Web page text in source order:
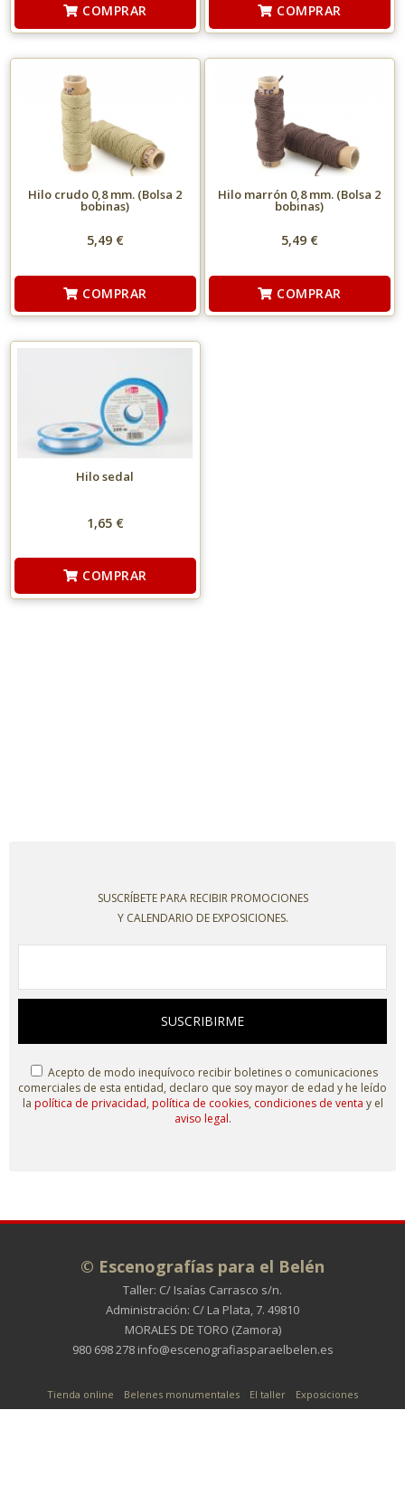
COMPRAR COMPRAR
Hilo crudo 0,8 mm. (Bolsa 2
bobinas)
5,49 €
COMPRAR
Hilo marrón 0,8 mm. (Bolsa 2
bobinas)
5,49 €
COMPRAR
Hilo sedal
1,65 €
COMPRAR
SUSCRÍBETE PARA RECIBIR PROMOCIONES
Y CALENDARIO DE EXPOSICIONES.
SUSCRIBIRME
Acepto de modo inequívoco recibir boletines o comunicaciones
comerciales de esta entidad, declaro que soy mayor de edad y he leído
la política de privacidad, política de cookies, condiciones de venta y el
aviso legal.
© Escenografías para el Belén
Taller: C/ Isaías Carrasco s/n.
Administración: C/ La Plata, 7. 49810
MORALES DE TORO (Zamora)
980 698 278 info@escenografiasparaelbelen.es
Tienda online Belenes monumentales El taller Exposiciones